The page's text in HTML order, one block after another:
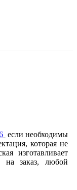
если необходимы
которая не
изготавливает
на заказ, любой